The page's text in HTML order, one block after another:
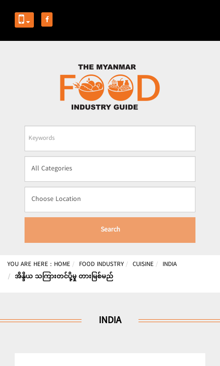
Business
Name
Search
YOU ARE HERE : HOME FOOD INDUSTRY CUISINE
INDIA
အိန္ဒိယ သကြားတင်ပို့မှု တားမြစ်မည်
INDIA